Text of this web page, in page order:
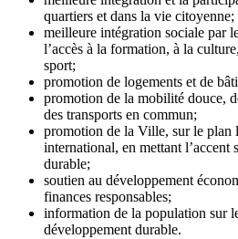
quartiers et dans la vie citoyenne;
meilleure intégration sociale par
l’accès à la formation, à la
sport;
promotion de logements et de
promotion de la mobilité douce,
des transports en commun;
promotion de la Ville, sur le plan
international, en mettant l’accent
durable;
soutien au développement
finances responsables;
information de la population sur
développement durable.